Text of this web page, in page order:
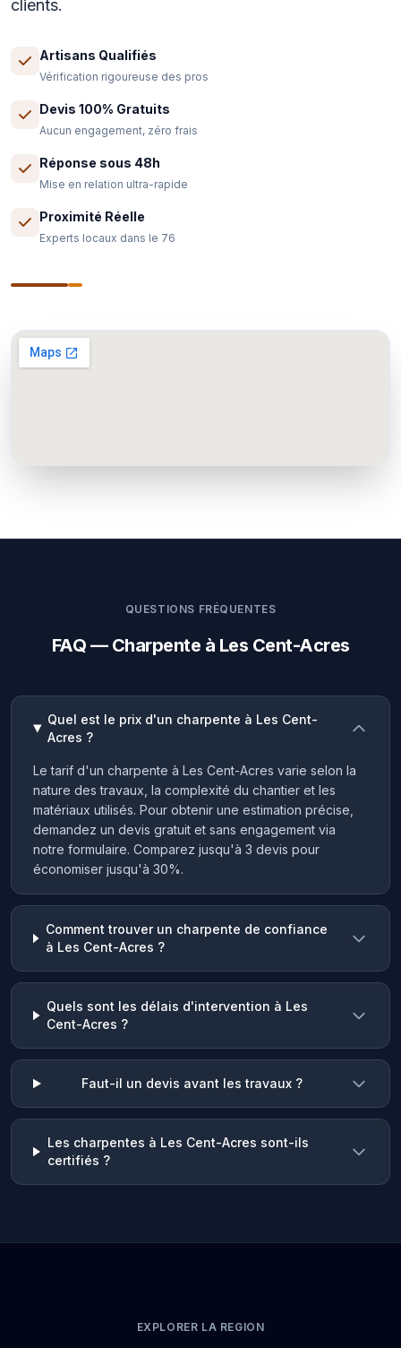
clients.
Artisans Qualifiés
Vérification rigoureuse des pros
Devis 100% Gratuits
Aucun engagement, zéro frais
Réponse sous 48h
Mise en relation ultra-rapide
Proximité Réelle
Experts locaux dans le 76
QUESTIONS FRÉQUENTES
FAQ — Charpente à Les Cent-Acres
Quel est le prix d'un charpente à Les Cent-
Acres ?
Le tarif d'un charpente à Les Cent-Acres varie selon la
nature des travaux, la complexité du chantier et les
matériaux utilisés. Pour obtenir une estimation précise,
demandez un devis gratuit et sans engagement via
notre formulaire. Comparez jusqu'à 3 devis pour
économiser jusqu'à 30%.
Comment trouver un charpente de confiance
à Les Cent-Acres ?
Quels sont les délais d'intervention à Les
Cent-Acres ?
Faut-il un devis avant les travaux ?
Les charpentes à Les Cent-Acres sont-ils
certifiés ?
EXPLORER LA REGION